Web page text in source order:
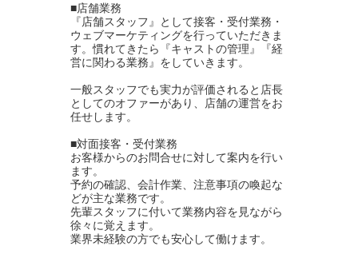
■店舗業務
『店舗スタッフ』として接客・受付業務・
ウェブマーケティングを行っていただきま
す。慣れてきたら『キャストの管理』『経
営に関わる業務』をしていきます。
一般スタッフでも実力が評価されると店長
としてのオファーがあり、店舗の運営をお
任せします。
■対面接客・受付業務
お客様からのお問合せに対して案内を行い
ます。
予約の確認、会計作業、注意事項の喚起な
どが主な業務です。
先輩スタッフに付いて業務内容を見ながら
徐々に覚えます。
業界未経験の方でも安心して働けます。